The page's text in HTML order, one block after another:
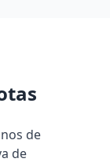
de
de